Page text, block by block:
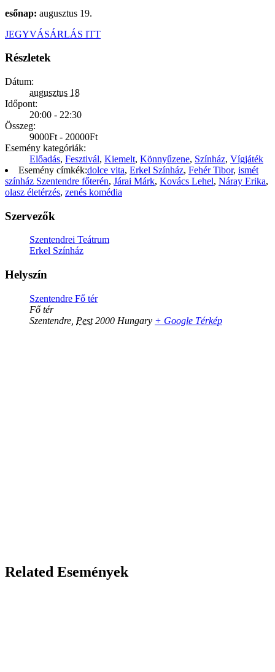
esőnap: augusztus 19.
JEGYVÁSÁRLÁS ITT
Részletek
Dátum:
augusztus 18
Időpont:
20:00 - 22:30
Összeg:
9000Ft - 20000Ft
Esemény kategóriák:
Előadás, Fesztivál, Kiemelt, Könnyűzene, Színház, Vígjáték
Esemény címkék:dolce vita, Erkel Színház, Fehér Tibor, ismét
színház Szentendre főterén, Járai Márk, Kovács Lehel, Náray Erika,
olasz életérzés, zenés komédia
Szervezők
Szentendrei Teátrum
Erkel Színház
Helyszín
Szentendre Fő tér
Fő tér
Szentendre Pest 2000 Hungary + Google Térkép
Related Események